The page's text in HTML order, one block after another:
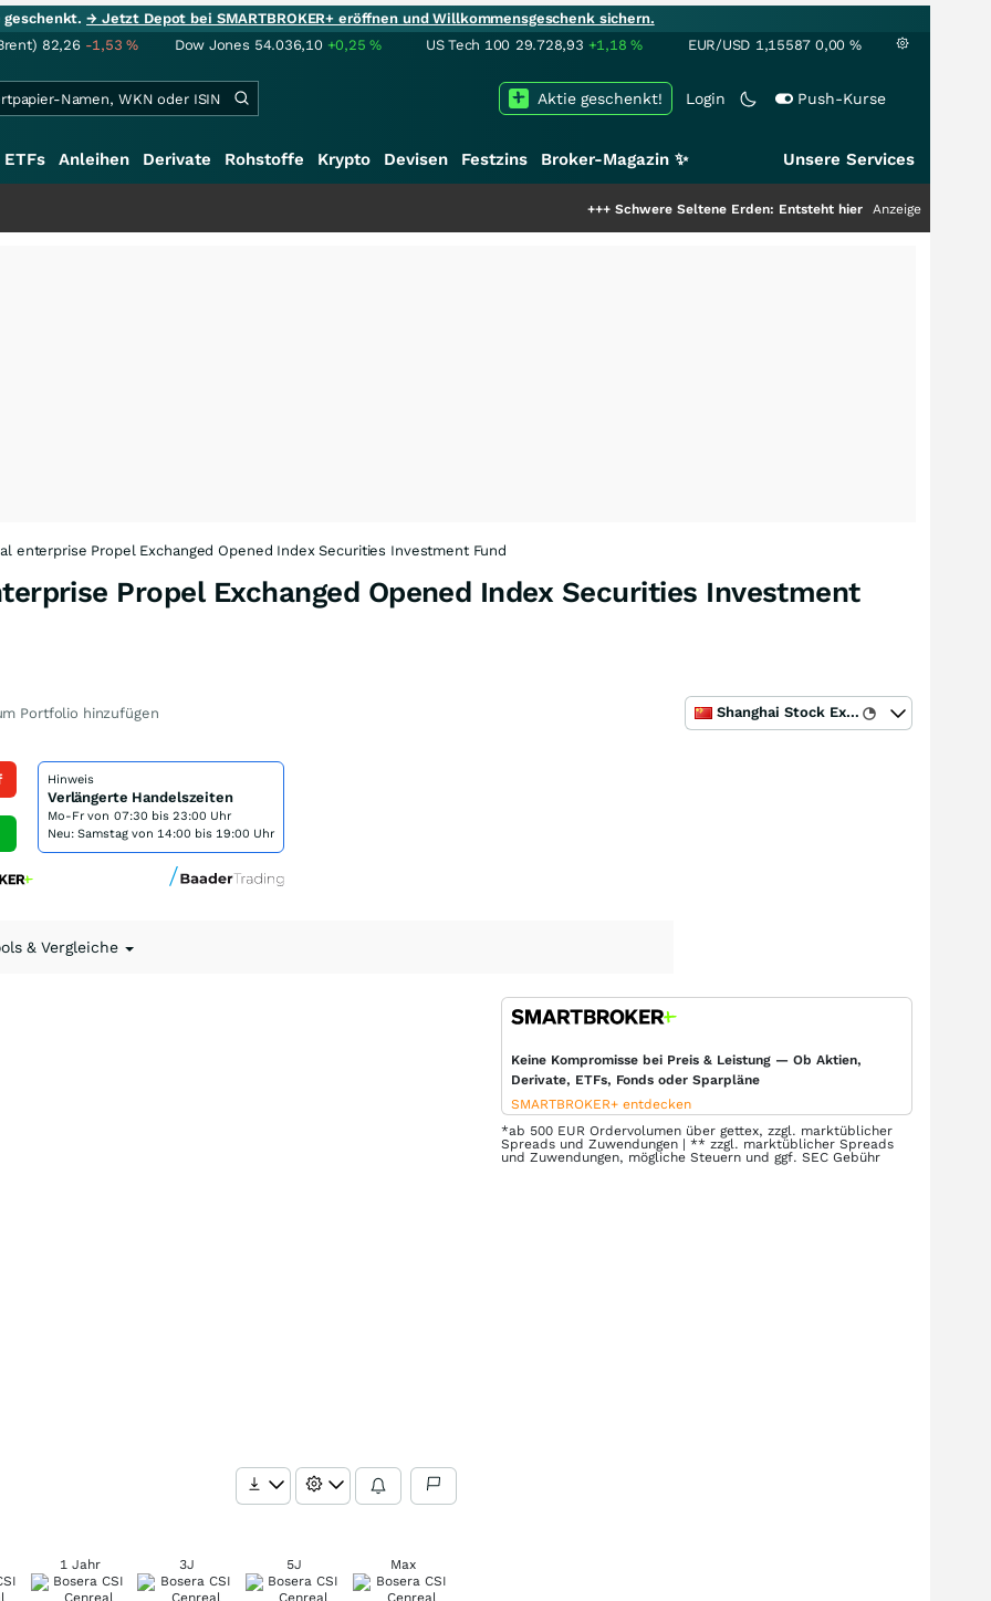
geschenkt.→ Jetzt Depot bei SMARTBROKER+ eröffnen und Willkommensgeschenk sichern.
82,26 -1,53% Dow Jones 54.036,10 +0,25% US Tech 100 29.728,93 +1,18% EUR/USD 1,15587 0,00 %
Login Push-Kurse
Aktie geschenkt!
ETFs Anleihen Derivate Rohstoffe Krypto Devisen Festzins Broker-Magazin ✨ Unsere Services
Schwere Seltene Erden: Entsteht hier die nächste Milliardenstory?
Anzeige
enterprise Propel Exchanged Opened Index Securities Investment Fund
Propel Exchanged Opened Index Securities Investment
Portfolio hinzufügen Shanghai Stock Exchange
Hinweis
Verlängerte Handelszeiten
Mo-Fr von 07:30 bis 23:00 Uhr
Neu: Samstag von 14:00 bis 19:00 Uhr
& Vergleiche
1 Jahr 3J 5J Max
Keine Kompromisse bei Preis & Leistung — Ob Aktien,
Derivate, ETFs, Fonds oder Sparpläne
SMARTBROKER+ entdecken
*ab 500 EUR Ordervolumen über gettex, zzgl. marktüblicher
Spreads und Zuwendungen | ** zzgl. marktüblicher Spreads
und Zuwendungen, mögliche Steuern und ggf. SEC Gebühr